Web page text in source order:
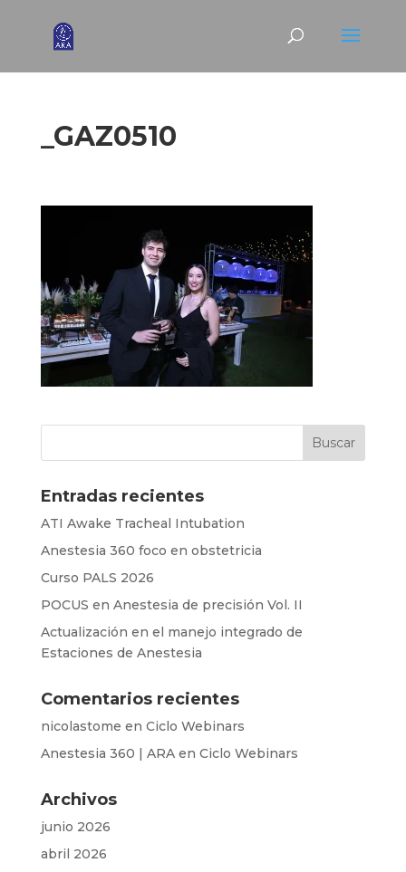
_GAZ0510
Entradas recientes
ATI Awake Tracheal Intubation
Anestesia 360 foco en obstetricia
Curso PALS 2026
POCUS en Anestesia de precisión Vol. II
Actualización en el manejo integrado de
Estaciones de Anestesia
Comentarios recientes
nicolastome en Ciclo Webinars
Anestesia 360 | ARAen Ciclo Webinars
Archivos
junio 2026
abril 2026